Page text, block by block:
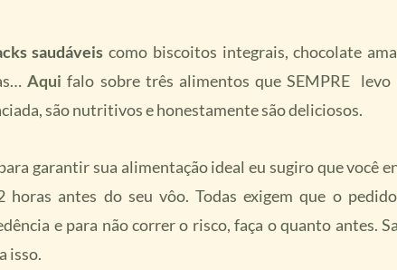
saudáveis como biscoitos integrais, chocolate
Aqui falo sobre três alimentos que SEMPRE levo
são nutritivos e honestamente são deliciosos.
ra garantir sua alimentação ideal eu sugiro que você
antes do seu vôo. Todas exigem que o
e para não correr o risco, faça o quanto antes.
isso.